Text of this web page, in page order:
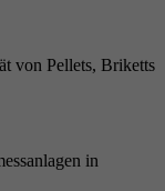
von Pellets, Briketts
in